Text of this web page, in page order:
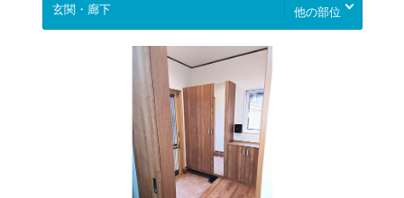
他の部位